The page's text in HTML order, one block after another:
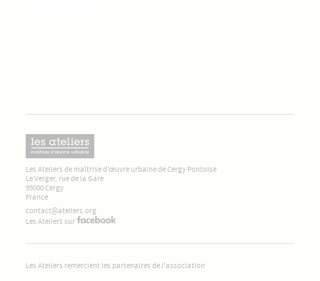
Les Ateliers de maîtrise d’œuvre urbaine de Cergy Pontoise
Le Verger, rue de la Gare
95000 Cergy
France
contact@ateliers.org
Les Ateliers sur
Les Ateliers remercient les partenaires de l'association